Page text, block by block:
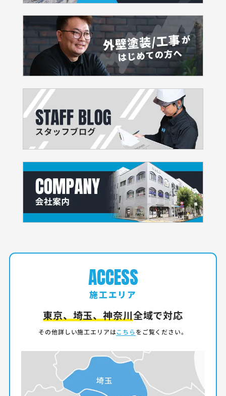
ACCESS
施工エリア
東京、埼玉、神奈川全域で対応
その他詳しい施工エリアはこちらをご覧ください。